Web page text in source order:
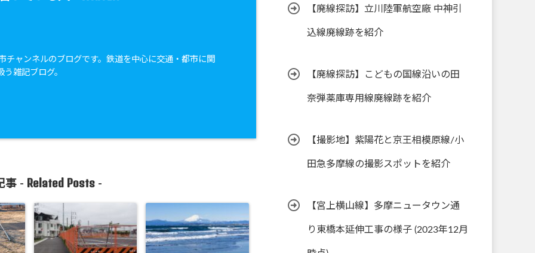
チャンネルのブログです。鉄道を中心に交通・都市に関
雑記ブログ。
事 - Related Posts-
【廃線探訪】立川陸軍航空廠 中神引
込線廃線跡を紹介
【廃線探訪】こどもの国線沿いの田
奈弾薬庫専用線廃線跡を紹介
【撮影地】紫陽花と京王相模原線/小
田急多摩線の撮影スポットを紹介
【宮上横山線】多摩ニュータウン通
り東橋本延伸工事の様子 (2023年12月